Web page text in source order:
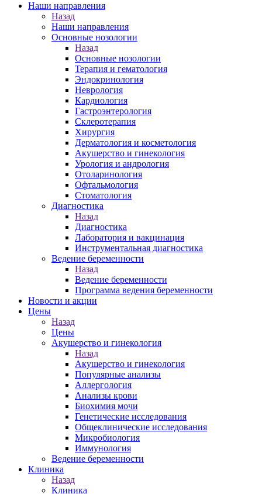
Наши направления
Назад
Наши направления
Основные нозологии
Назад
Основные нозологии
Терапия и гематология
Эндокринология
Неврология
Кардиология
Гастроэнтерология
Склеротерапия
Хирургия
Дерматология и косметология
Акушерство и гинекология
Урология и андрология
Отоларинология
Офтальмология
Стоматология
Диагностика
Назад
Диагностика
Лаборатория и вакцинация
Инструментальная диагностика
Ведение беременности
Назад
Ведение беременности
Программа ведения беременности
Новости и акции
Цены
Назад
Цены
Акушерство и гинекология
Назад
Акушерство и гинекология
Популярные анализы
Аллергология
Анализы крови
Биохимия мочи
Генетические исследования
Общеклинические исследования
Микробиология
Иммунология
Ведение беременности
Клиника
Назад
Клиника